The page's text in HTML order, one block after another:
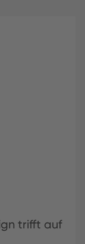
trifft auf